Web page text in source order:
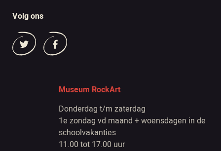
Volg ons
Museum RockArt
Donderdag t/m zaterdag
1e zondag vd maand + woensdagen in de
schoolvakanties
11.00 tot 17.00 uur